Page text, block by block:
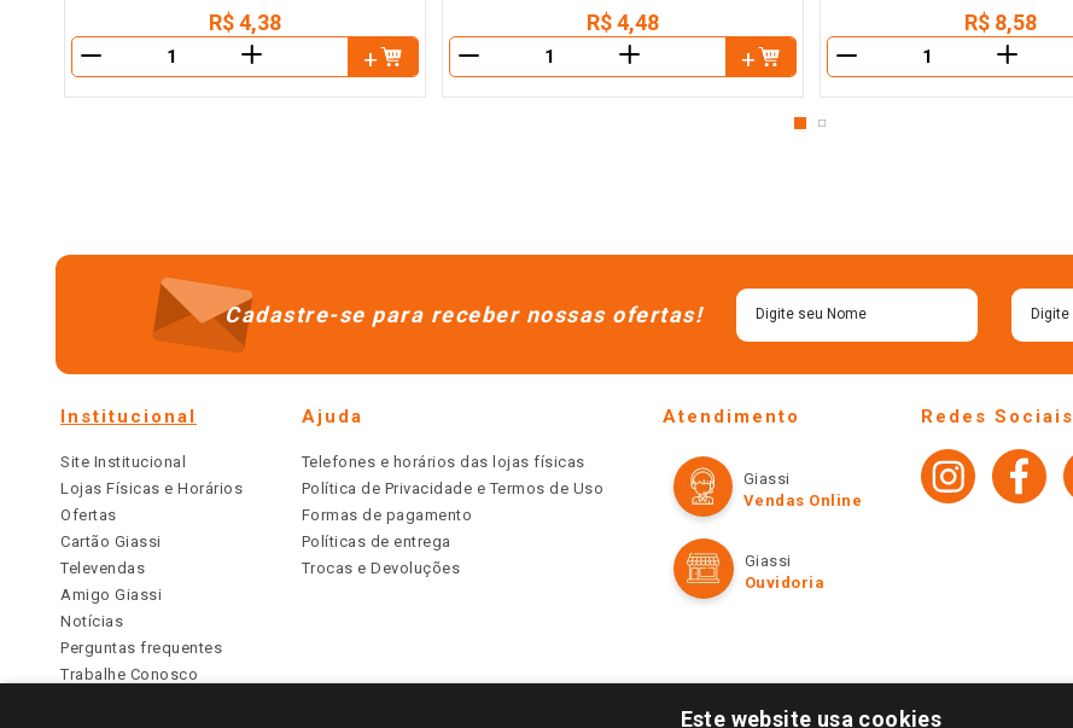
R$ 4,38
＋
R$ 4,48
＋
R$ 8,58
＋
Cadastre-se para receber nossas ofertas!
Institucional
Site Institucional
Lojas Físicas e Horários
Ofertas
Cartão Giassi
Televendas
Amigo Giassi
Notícias
Perguntas frequentes
Trabalhe Conosco
Ajuda
Telefones e horários das lojas físicas
Política de Privacidade e Termos de Uso
Formas de pagamento
Políticas de entrega
Trocas e Devoluções
Atendimento
Giassi
Vendas Online
Giassi
Ouvidoria
Redes Sociais
Este website usa cookies